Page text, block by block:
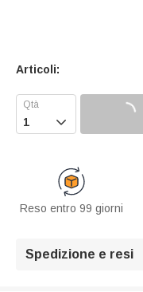
Articoli:

Reso entro 99 giorni
Spedizione e resi